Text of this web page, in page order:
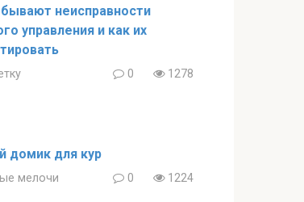
неисправности
управления и как их
0 1278
домик для кур
мелочи 0 1224